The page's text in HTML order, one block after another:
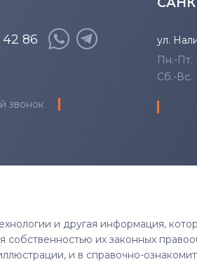
42 86
звонок
ул.
Пн.-Пт.
Сб.-Вс.
и другая информация,
собственностью их законных
и в справочно-